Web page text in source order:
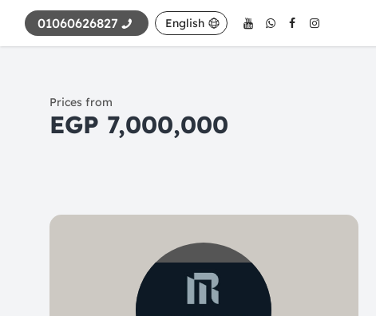
English
01060626827
Prices from
7,000,000 EGP